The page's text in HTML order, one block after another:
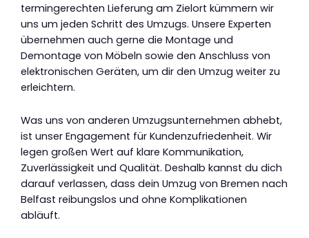
termingerechten Lieferung am Zielort kümmern wir
uns um jeden Schritt des Umzugs. Unsere Experten
übernehmen auch gerne die Montage und
Demontage von Möbeln sowie den Anschluss von
elektronischen Geräten, um dir den Umzug weiter zu
erleichtern.
Was uns von anderen Umzugsunternehmen abhebt,
ist unser Engagement für Kundenzufriedenheit. Wir
legen großen Wert auf klare Kommunikation,
Zuverlässigkeit und Qualität. Deshalb kannst du dich
darauf verlassen, dass dein Umzug von Bremen nach
Belfast reibungslos und ohne Komplikationen
abläuft.